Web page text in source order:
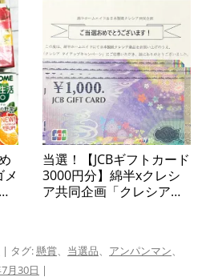
当選！【JCBギフトカード
3000円分】綿半xクレシ
ア共同企画「クレシアタ
| タグ:懸賞、 当選品、 アンパンマン、
月30日 |